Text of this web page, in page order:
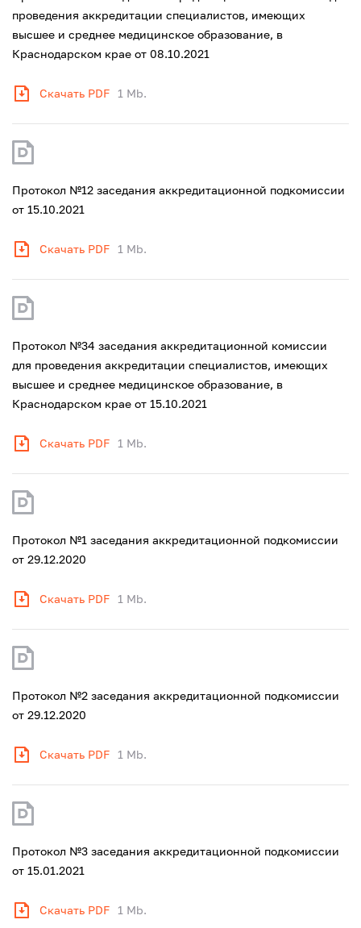
проведения аккредитации специалистов, имеющих
высшее и среднее медицинское образование, в
Краснодарском крае от 08.10.2021
Скачать PDF 1 Mb.
Протокол №12 заседания аккредитационной подкомиссии
от 15.10.2021
Скачать PDF 1 Mb.
Протокол №34 заседания аккредитационной комиссии
для проведения аккредитации специалистов, имеющих
высшее и среднее медицинское образование, в
Краснодарском крае от 15.10.2021
Скачать PDF 1 Mb.
Протокол №1 заседания аккредитационной подкомиссии
от 29.12.2020
Скачать PDF 1 Mb.
Протокол №2 заседания аккредитационной подкомиссии
от 29.12.2020
Скачать PDF 1 Mb.
Протокол №3 заседания аккредитационной подкомиссии
от 15.01.2021
Скачать PDF 1 Mb.